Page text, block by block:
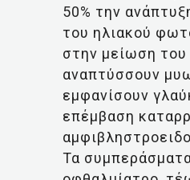
50% την
του ηλιακού
στην μείωση
αναπτύσσουν
εμφανίσουν
επέμβαση
Τα